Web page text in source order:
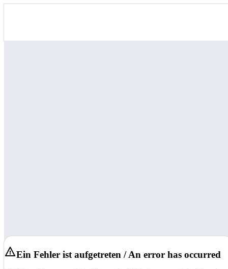
Ein Fehler ist aufgetreten / An error has occurred